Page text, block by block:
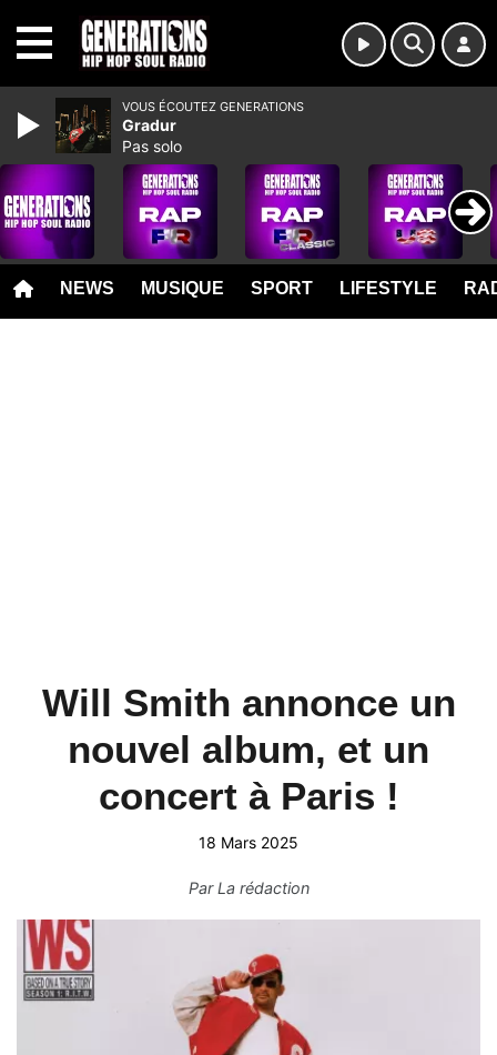
NEWS MUSIQUE SPORT LIFESTYLE
Will Smith annonce un
nouvel album, et un
concert à Paris !
18 Mars 2025
ParLa rédaction
VOUS ÉCOUTEZ GENERATIONS
Gradur
Pas solo